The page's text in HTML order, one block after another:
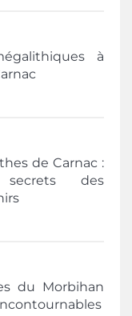
à
de Carnac :
des
du Morbihan